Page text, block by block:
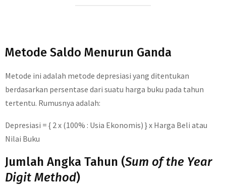
Metode Saldo Menurun Ganda
Metode ini adalah metode depresiasi yang ditentukan
berdasarkan persentase dari suatu harga buku pada tahun
tertentu. Rumusnya adalah:
Depresiasi = { 2 x (100% : Usia Ekonomis) } x Harga Beli atau
Nilai Buku
Jumlah Angka Tahun (Sum of the Year
Digit Method)